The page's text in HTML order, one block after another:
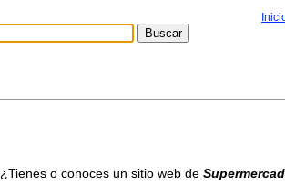
¿Tienes o conoces un sitio web de